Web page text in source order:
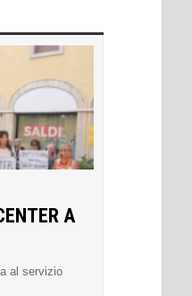
A
al servizio